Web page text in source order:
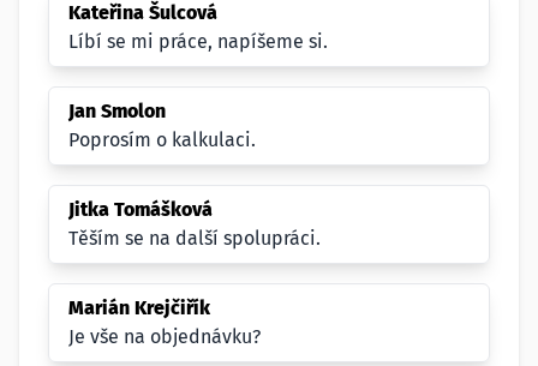
Kateřina Šulcová
Líbí se mi práce, napíšeme si.
Jan Smolon
Poprosím o kalkulaci.
Jitka Tomášková
Těším se na další spolupráci.
Marián Krejčiřík
Je vše na objednávku?